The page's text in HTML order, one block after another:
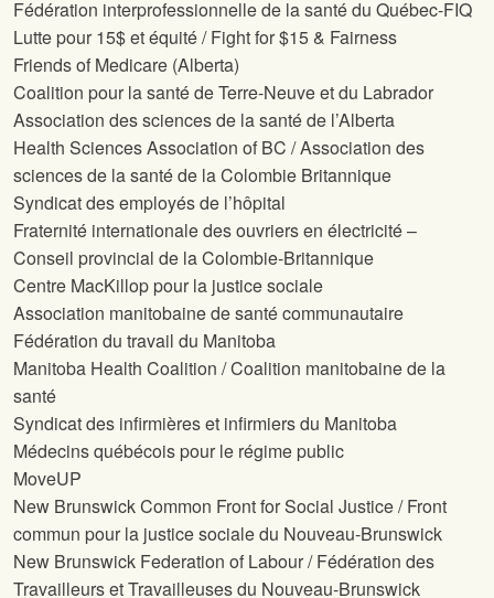
Fédération interprofessionnelle de la santé du Québec-FIQ
Lutte pour 15$ et équité / Fight for $15 & Fairness
Friends of Medicare (Alberta)
Coalition pour la santé de Terre-Neuve et du Labrador
Association des sciences de la santé de l’Alberta
Health Sciences Association of BC / Association des
sciences de la santé de la Colombie Britannique
Syndicat des employés de l’hôpital
Fraternité internationale des ouvriers en électricité –
Conseil provincial de la Colombie-Britannique
Centre MacKillop pour la justice sociale
Association manitobaine de santé communautaire
Fédération du travail du Manitoba
Manitoba Health Coalition / Coalition manitobaine de la
santé
Syndicat des infirmières et infirmiers du Manitoba
Médecins québécois pour le régime public
MoveUP
New Brunswick Common Front for Social Justice / Front
commun pour la justice sociale du Nouveau-Brunswick
New Brunswick Federation of Labour / Fédération des
Travailleurs et Travailleuses du Nouveau-Brunswick